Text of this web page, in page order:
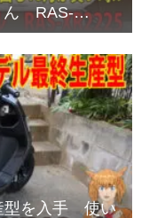
ん RAS-
ご紹介
型を入手 使い